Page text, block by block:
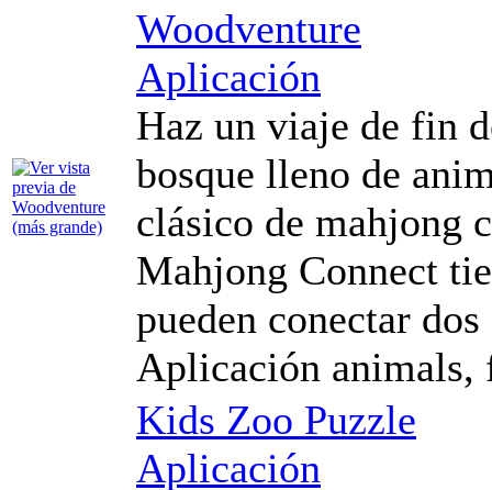
Woodventure
Aplicación
Haz un viaje de fin
bosque lleno de
clásico de mahjong
Mahjong Connect
pueden conectar
Aplicación animals,
Kids Zoo Puzzle
Aplicación